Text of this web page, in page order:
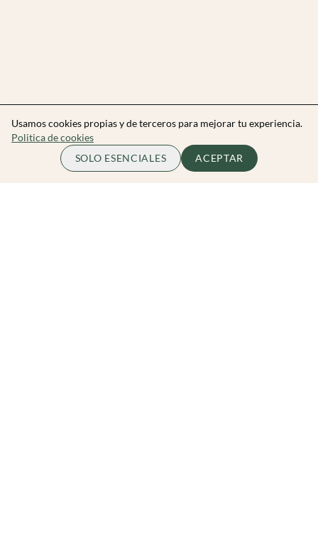
Usamos cookies propias y de terceros para mejorar tu experiencia.
Politica de cookies
SOLO ESENCIALES
ACEPTAR